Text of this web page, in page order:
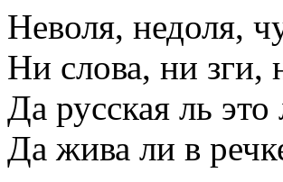
Неволя, недоля,
Ни слова, ни зги,
Да русская ль
Да жива ли в